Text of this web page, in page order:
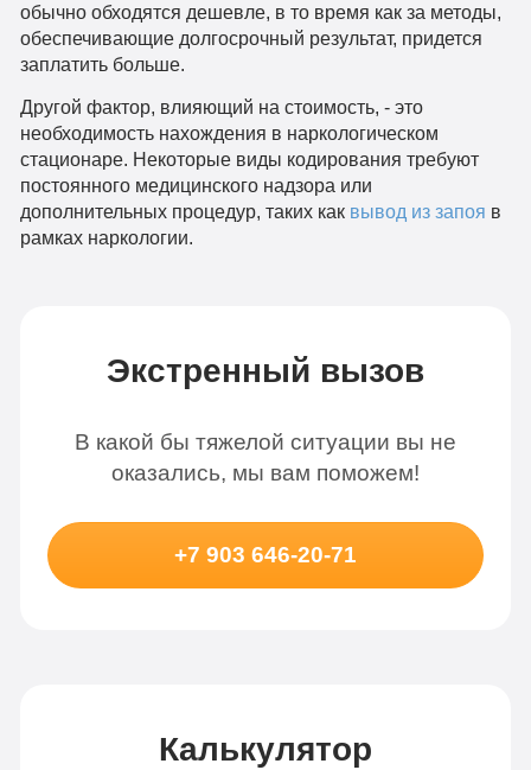
обычно обходятся дешевле, в то время как за методы,
обеспечивающие долгосрочный результат, придется
заплатить больше.
Другой фактор, влияющий на стоимость, - это
необходимость нахождения в наркологическом
стационаре. Некоторые виды кодирования требуют
постоянного медицинского надзора или
дополнительных процедур, таких как вывод из запоя в
рамках наркологии.
Экстренный вызов
В какой бы тяжелой ситуации вы не
оказались, мы вам поможем!
+7 903 646-20-71
Калькулятор